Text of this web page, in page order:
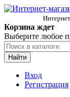
Корзина ждет
Выберите любое
Найти
Вход
Регистрация